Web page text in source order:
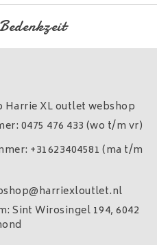
Harrie XL outlet webshop
0475 476 433 (wo t/m vr)
+31623404581 (ma t/m
Sint Wirosingel 194, 6042